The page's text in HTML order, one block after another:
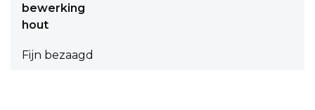
bewerking
hout
Fijn bezaagd